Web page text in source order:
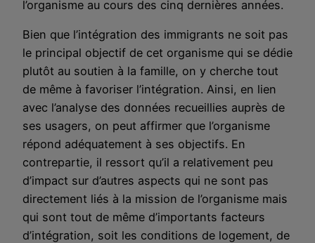
l’organisme au cours des cinq dernières années.
Bien que l’intégration des immigrants ne soit pas
le principal objectif de cet organisme qui se dédie
plutôt au soutien à la famille, on y cherche tout
de même à favoriser l’intégration. Ainsi, en lien
avec l’analyse des données recueillies auprès de
ses usagers, on peut affirmer que l’organisme
répond adéquatement à ses objectifs. En
contrepartie, il ressort qu’il a relativement peu
d’impact sur d’autres aspects qui ne sont pas
directement liés à la mission de l’organisme mais
qui sont tout de même d’importants facteurs
d’intégration, soit les conditions de logement, de